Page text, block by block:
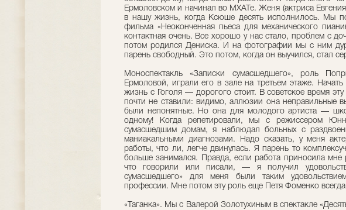
Ермоловском и начинал во МХАТе. Женя (актриса
в нашу жизнь, когда Ксюше десять исполнилось. Мы
фильма «Неоконченная пьеса для механического
контактная очень. Все хорошо у нас стало, проблем с
потом родился Дениска. И на фотографии мы с ним
парень свободный. Это потом, когда он выучился, стал
Моноспектакль «Записки сумасшедшего», роль
Ермоловой, играли его в зале на третьем этаже.
жизнь с Гоголя — дорогого стоит. В советское время эту
почти не ставили: видимо, аллюзии она неправильные
были непонятные. Но она для молодого артиста —
одному! Когда репетировали, мы с режиссером
сумасшедшим домам, я наблюдал больных с
маниакальными диагнозами. Надо сказать, у меня
работы, что ли, легче двинулась. Я парень то
больше занимался. Правда, если работа приносила мне
что говорили или писали, — я получил
сумасшедшего» для меня были таким
профессии. Мне потом эту роль еще Петя Фоменко
«Таганка». Мы с Валерой Золотухиным в спектакле